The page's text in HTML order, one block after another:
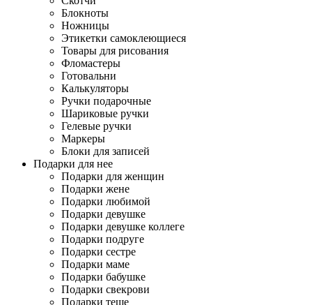
Блокноты
Ножницы
Этикетки самоклеющиеся
Товары для рисования
Фломастеры
Готовальни
Калькуляторы
Ручки подарочные
Шариковые ручки
Гелевые ручки
Маркеры
Блоки для записей
Подарки для нее
Подарки для женщин
Подарки жене
Подарки любимой
Подарки девушке
Подарки девушке коллеге
Подарки подруге
Подарки сестре
Подарки маме
Подарки бабушке
Подарки свекрови
Подарки теще